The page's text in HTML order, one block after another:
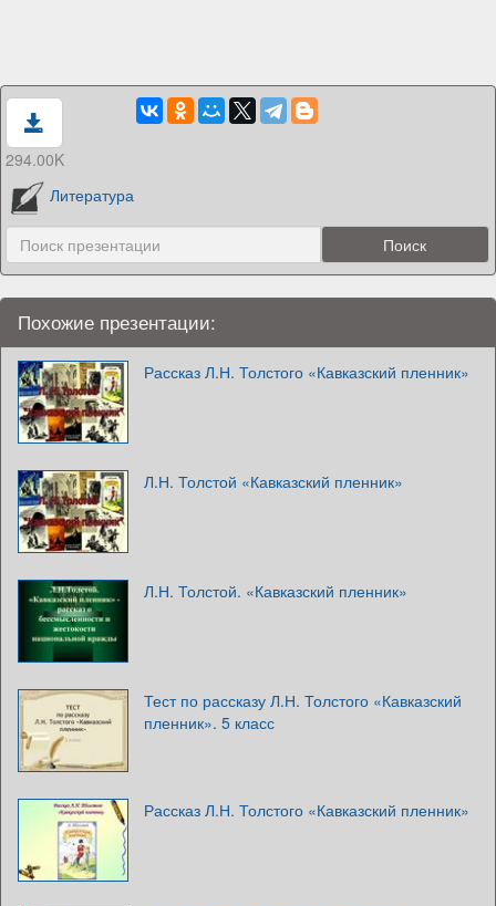
294.00K
Литература
Похожие презентации:
Рассказ Л.Н. Толстого «Кавказский пленник»
Л.Н. Толстой «Кавказский пленник»
Л.Н. Толстой. «Кавказский пленник»
Тест по рассказу Л.Н. Толстого «Кавказский
пленник». 5 класс
Рассказ Л.Н. Толстого «Кавказский пленник»